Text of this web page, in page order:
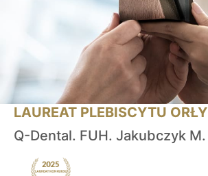
LAUREAT PLEBISCYTU ORŁY
Q-Dental. FUH. Jakubczyk M.